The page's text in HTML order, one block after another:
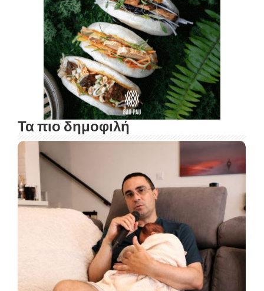
Τα πιο δημοφιλή